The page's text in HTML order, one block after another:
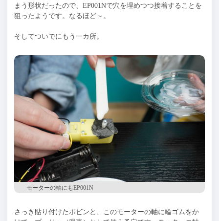
まう形状だったので、EP001Nで穴を埋めつつ接着することを
狙ったようです。なるほど～。
そしてついでにもう一カ所。
モーターの軸にもEP001N
さっき貼り付けたボビンと、このモーターの軸に輪ゴムをか